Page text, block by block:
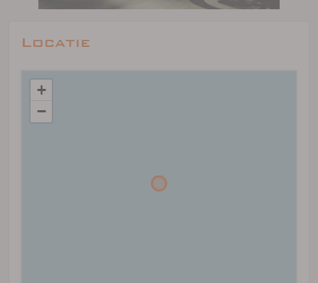
Locatie
+
−